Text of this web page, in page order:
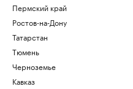
Пермский край
Ростов-на-Дону
Татарстан
Тюмень
Черноземье
Кавказ